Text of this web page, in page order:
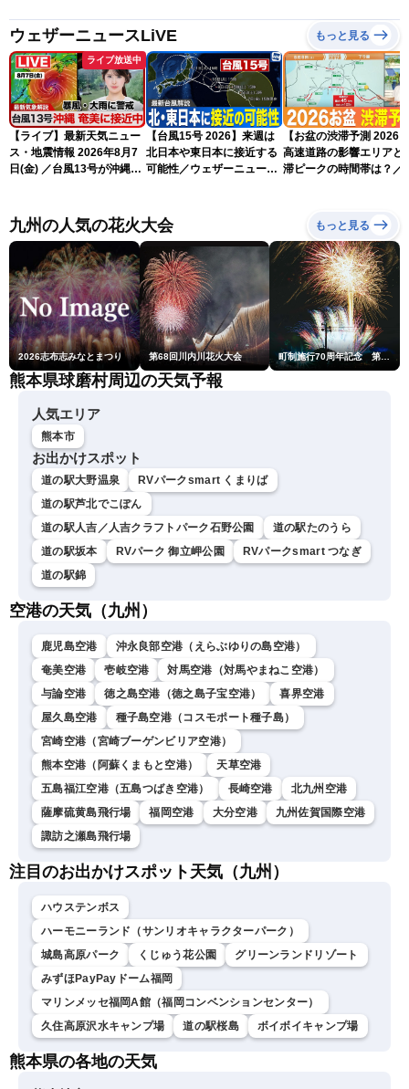
ウェザーニュースLiVE もっと見る
ライブ放送中
【ライブ】最新天気ニュー
ス・地震情報 2026年8月7
日(金) ／台風13号が沖縄・
ュースLiVEイブニング・小
川千奈／内藤邦裕〉
【台風15号 2026】来週は
北日本や東日本に接近する
可能性／ウェザーニュース
【お盆の渋滞予測 2026】
高速道路の影響エリアと
滞ピークの時間帯は？／
九州の人気の花火大会 もっと見る
2026志布志みなとまつり 第68回川内川花火大会 町制施行70周年記念 第48回南種子町ロケット祭
熊本県球磨村周辺の天気予報
人気エリア
熊本市
お出かけスポット
道の駅大野温泉
RVパークsmart くまりば
道の駅芦北でこぽん
道の駅人吉／人吉クラフトパーク石野公園
道の駅たのうら
道の駅坂本
RVパーク 御立岬公園
RVパークsmart つなぎ
道の駅錦
空港の天気（九州）
鹿児島空港
沖永良部空港（えらぶゆりの島空港）
奄美空港
壱岐空港
対馬空港（対馬やまねこ空港）
与論空港
徳之島空港（徳之島子宝空港）
喜界空港
屋久島空港
種子島空港（コスモポート種子島）
宮崎空港（宮崎ブーゲンビリア空港）
熊本空港（阿蘇くまもと空港）
天草空港
五島福江空港（五島つばき空港）
長崎空港
北九州空港
薩摩硫黄島飛行場
福岡空港 大分空港
九州佐賀国際空港
諏訪之瀬島飛行場
注目のお出かけスポット天気（九州）
ハウステンボス
ハーモニーランド（サンリオキャラクターパーク）
城島高原パーク
くじゅう花公園
グリーンランドリゾート
みずほPayPayドーム福岡
マリンメッセ福岡A館（福岡コンベンションセンター）
久住高原沢水キャンプ場
道の駅桜島 ボイボイキャンプ場
熊本県の各地の天気